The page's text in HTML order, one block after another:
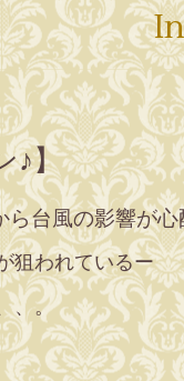
♪】
台風の影響が
狙われているー
、。